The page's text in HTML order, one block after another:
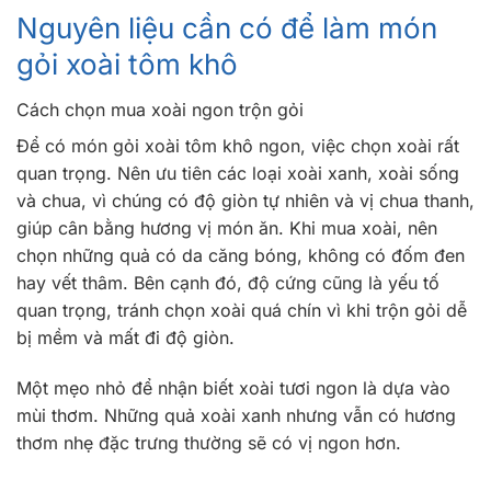
Nguyên liệu cần có để làm món
gỏi xoài tôm khô
Cách chọn mua xoài ngon trộn gỏi
Để có món gỏi xoài tôm khô ngon, việc chọn xoài rất
quan trọng. Nên ưu tiên các loại xoài xanh, xoài sống
và chua, vì chúng có độ giòn tự nhiên và vị chua thanh,
giúp cân bằng hương vị món ăn. Khi mua xoài, nên
chọn những quả có da căng bóng, không có đốm đen
hay vết thâm. Bên cạnh đó, độ cứng cũng là yếu tố
quan trọng, tránh chọn xoài quá chín vì khi trộn gỏi dễ
bị mềm và mất đi độ giòn.
Một mẹo nhỏ để nhận biết xoài tươi ngon là dựa vào
mùi thơm. Những quả xoài xanh nhưng vẫn có hương
thơm nhẹ đặc trưng thường sẽ có vị ngon hơn.